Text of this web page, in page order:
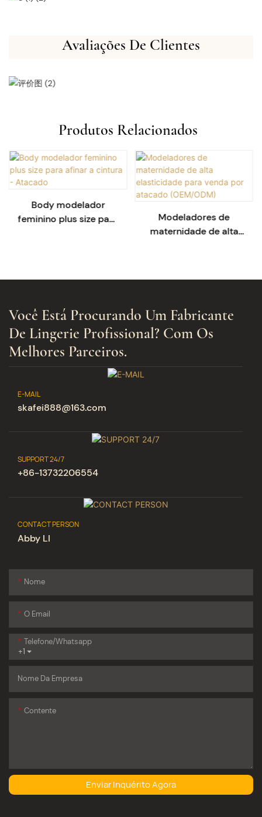
Avaliações De Clientes
Produtos Relacionados
Body modelador
feminino plus size para
Modeladores de
maternidade de alta
Você Está Procurando Um Fabricante
De Lingerie Profissional? Com ​​os
Melhores Parceiros.
E-MAIL
skafei888@163.com
SUPPORT 24/7
+86-13732206554
CONTACT PERSON
Abby LI
Nome
O Email
+1
Telefone/whatsapp
Nome Da Empresa
Contente
Enviar Inquérito Agora